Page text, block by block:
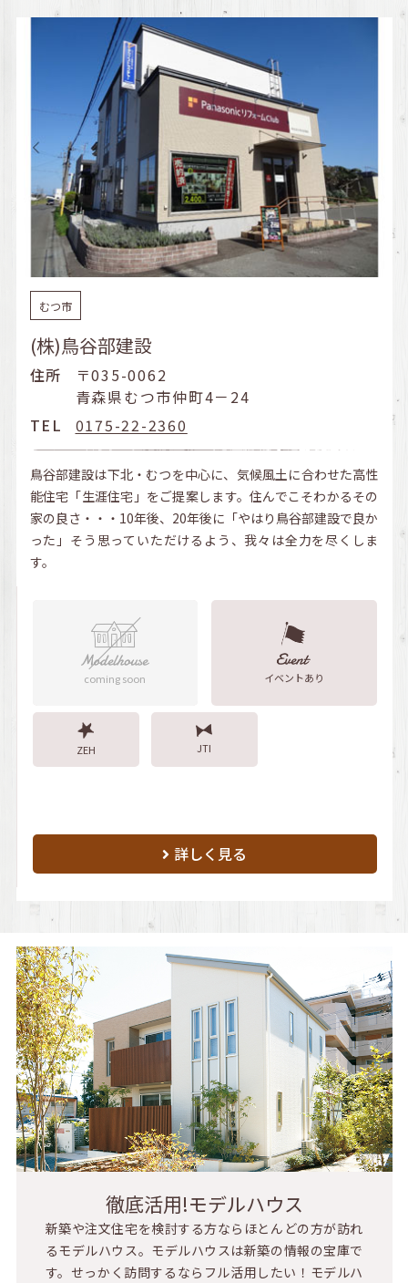
むつ市
(株)鳥谷部建設
住所
〒035-0062
青森県むつ市仲町4－24
TEL
0175-22-2360
鳥谷部建設は下北・むつを中心に、気候風土に合わせた高性
能住宅「生涯住宅」をご提案します。住んでこそわかるその
家の良さ・・・10年後、20年後に「やはり鳥谷部建設で良か
った」そう思っていただけるよう、我々は全力を尽くしま
す。
coming soon イベントあり
ZEH JTI
詳しく見る
徹底活用!モデルハウス
新築や注文住宅を検討する方ならほとんどの方が訪れ
るモデルハウス。モデルハウスは新築の情報の宝庫で
す。せっかく訪問するならフル活用したい！モデルハ